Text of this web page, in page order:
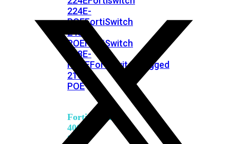
224E-
POEFortiSwitch
248E-
POEFortiSwitch
248E-
FPOEFortiSwitchRugged
216F-
POE
FortiSwitch
400
Series